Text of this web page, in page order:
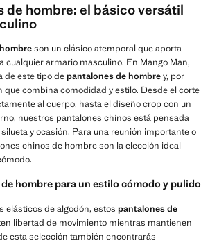
de hombre: el básico versátil
son un clásico atemporal que aporta
cualquier armario masculino. En Mango Man,
de este tipo depantalones de hombrey, por
que combina comodidad y estilo. Desde el corte
al cuerpo, hasta el diseño crop con un
nuestros pantalones chinos está pensada
y ocasión. Para una reunión importante o
chinos de hombre son la elección ideal
hombre para un estilo cómodo y pulido
elásticos de algodón, estos pantalones de
libertad de movimiento mientras mantienen
esta selección también encontrarás